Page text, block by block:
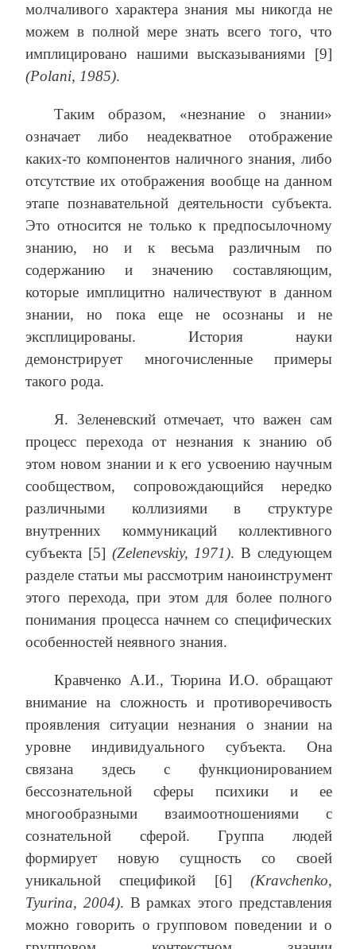
молчаливого характера знания мы никогда не
можем в полной мере знать всего того, что
имплицировано нашими высказываниями [9]
(Polani, 1985).
Таким образом, «незнание о знании»
означает либо неадекватное отображение
каких-то компонентов наличного знания, либо
отсутствие их отображения вообще на данном
этапе познавательной деятельности субъекта.
Это относится не только к предпосылочному
знанию, но и к весьма различным по
содержанию и значению составляющим,
которые имплицитно наличествуют в данном
знании, но пока еще не осознаны и не
эксплицированы. История науки
демонстрирует многочисленные примеры
такого рода.
Я. Зеленевский отмечает, что важен сам
процесс перехода от незнания к знанию об
этом новом знании и к его усвоению научным
сообществом, сопровождающийся нередко
различными коллизиями в структуре
внутренних коммуникаций коллективного
субъекта [5] (Zelenevskiy, 1971). В следующем
разделе статьи мы рассмотрим наноинструмент
этого перехода, при этом для более полного
понимания процесса начнем со специфических
особенностей неявного знания.
Кравченко А.И., Тюрина И.О. обращают
внимание на сложность и противоречивость
проявления ситуации незнания о знании на
уровне индивидуального субъекта. Она
связана здесь с функционированием
бессознательной сферы психики и ее
многообразными взаимоотношениями с
сознательной сферой. Группа людей
формирует новую сущность со своей
уникальной спецификой [6] (Kravchenko,
Tyurina, 2004). В рамках этого представления
можно говорить о групповом поведении и о